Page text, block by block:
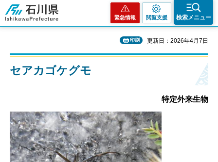
石川県
緊急情報 閲覧支援 検索メニュー
印刷 更新日：2026年4月7日
セアカゴケグモ
特定外来生物